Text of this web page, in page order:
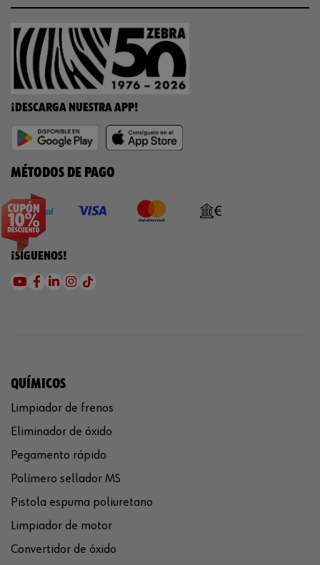
¡DESCARGA NUESTRA APP!
MÉTODOS DE PAGO
¡SÍGUENOS!
QUÍMICOS
Limpiador de frenos
Eliminador de óxido
Pegamento rápido
Polímero sellador MS
Pistola espuma poliuretano
Limpiador de motor
Convertidor de óxido